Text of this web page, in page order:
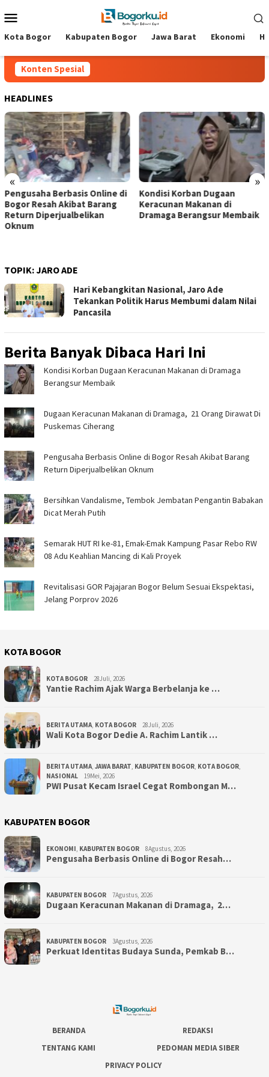
ke
Mobile
Kota Bogor Kabupaten Bogor Jawa Barat Ekonomi
Konten Spesial
HEADLINES
« »
Pengusaha Berbasis Online di
Bogor Resah Akibat Barang
Return Diperjualbelikan
Oknum
‎Kondisi Korban Dugaan
Keracunan Makanan di
Dramaga Berangsur Membaik ‎
TOPIK:JARO ADE
Hari Kebangkitan Nasional, Jaro Ade
Tekankan Politik Harus Membumi dalam Nilai
Pancasila
Berita Banyak Dibaca Hari Ini
‎Kondisi Korban Dugaan Keracunan Makanan di Dramaga
Berangsur Membaik ‎
‎Dugaan Keracunan Makanan di Dramaga, 21 Orang Dirawat Di
Puskemas Ciherang ‎
Pengusaha Berbasis Online di Bogor Resah Akibat Barang
Return Diperjualbelikan Oknum
Bersihkan Vandalisme, Tembok Jembatan Pengantin Babakan
Dicat Merah Putih ‎
Semarak HUT RI ke-81, Emak-Emak Kampung Pasar Rebo RW
08 Adu Keahlian Mancing di Kali Proyek ‎
Revitalisasi GOR Pajajaran Bogor Belum Sesuai Ekspektasi,
Jelang Porprov 2026
KOTA BOGOR
KOTA BOGOR 28Juli, 2026
‎Yantie Rachim Ajak Warga Berbelanja ke …
BERITA UTAMA, KOTA BOGOR 28Juli, 2026
‎Wali Kota Bogor Dedie A. Rachim Lantik …
BERITA UTAMA, JAWA BARAT, KABUPATEN BOGOR, KOTA BOGOR,
NASIONAL
19Mei, 2026
PWI Pusat Kecam Israel Cegat Rombongan M…
KABUPATEN BOGOR
EKONOMI, KABUPATEN BOGOR 8Agustus, 2026
Pengusaha Berbasis Online di Bogor Resah…
KABUPATEN BOGOR 7Agustus, 2026
‎Dugaan Keracunan Makanan di Dramaga, 2…
KABUPATEN BOGOR 3Agustus, 2026
Perkuat Identitas Budaya Sunda, Pemkab B…
BERANDA
REDAKSI
TENTANG KAMI
PEDOMAN MEDIA SIBER
PRIVACY POLICY